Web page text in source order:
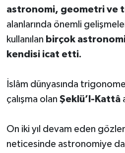
astronomi, geometri ve
alanlarında önemli
kullanılan birçok
kendisi icat etti.
İslâm dünyasında
çalışma olan Şeklü’l-Kattâ
On iki yıl devam eden
neticesinde astronomiye
Denizli Müftülüğü
Diyarbakır Müftülüğü
Erzincan Müftülüğü
Diyanet TV
İhtida Haberleri